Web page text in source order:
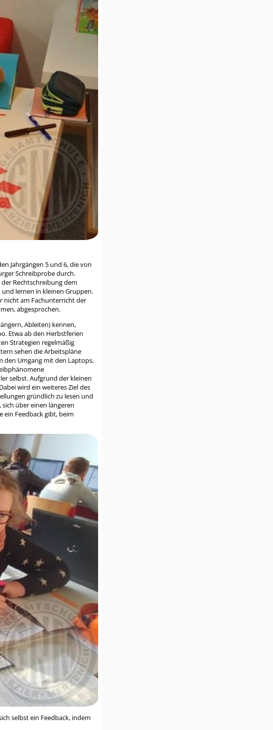
Jahrgängen 5 und 6, die von
Schreibprobe durch.
Rechtschreibung dem
lernen in kleinen Gruppen.
nicht am Fachunterricht der
abgesprochen.
Ableiten) kennen,
Etwa ab den Herbstferien
Strategien regelmäßig
sehen die Arbeitspläne
den Umgang mit den Laptops,
selbst. Aufgrund der kleinen
wird ein weiteres Ziel des
gründlich zu lesen und
über einen längeren
ein Feedback gibt, beim
selbst ein Feedback, indem